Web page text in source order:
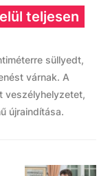
teljesen
süllyedt,
várnak. A
veszélyhelyzetet,
újraindítása.